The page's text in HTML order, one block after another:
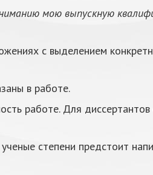
мою выпускную
с выделением
в работе.
работе. Для
степени предстоит